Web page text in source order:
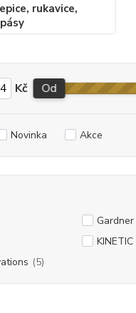
rukavice,
Kč Od
Novinka Akce
Gardner
KINETIC
(5)